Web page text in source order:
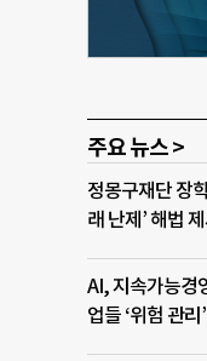
주요 뉴스 >
정몽구재단 장
래 난제’ 해법 제
AI, 지속가능경
업들 ‘위험 관리’